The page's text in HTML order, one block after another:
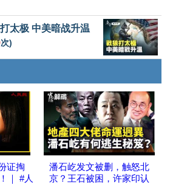
太极 中美暗战升温
次)
证掏
｜ #人
潘石屹发文被删，触怒北
京？王石被困，许家印认